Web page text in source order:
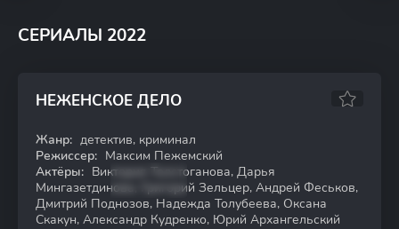
СЕРИАЛЫ 2022
НЕЖЕНСКОЕ ДЕЛО
HDTVRip
7.48
Жанр: детектив, криминал
Режиссер: Максим Пежемский
Актёры: Виктория Толстоганова, Дарья
Мингазетдинова, Григорий Зельцер, Андрей Феськов,
Дмитрий Поднозов, Надежда Толубеева, Оксана
Скакун, Александр Кудренко, Юрий Архангельский